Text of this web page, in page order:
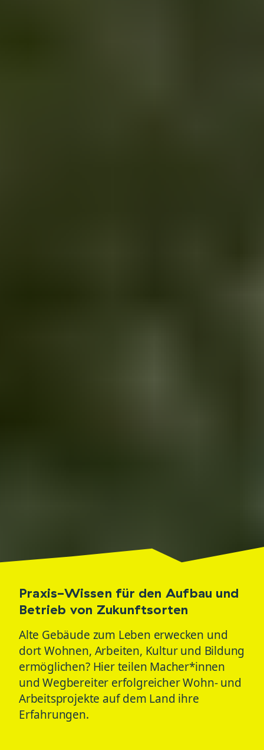
Praxis-Wissen für den Aufbau und
Betrieb von Zukunftsorten
Alte Gebäude zum Leben erwecken und
dort Wohnen, Arbeiten, Kultur und Bildung
ermöglichen? Hier teilen Macher*innen
und Wegbereiter erfolgreicher Wohn- und
Arbeitsprojekte auf dem Land ihre
Erfahrungen.